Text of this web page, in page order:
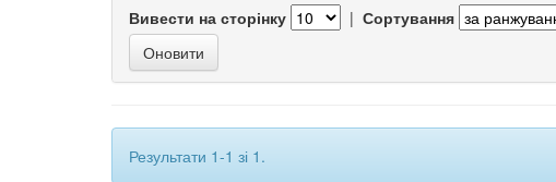
Вивести на сторінку | Сортування
Результати 1-1 зі 1.